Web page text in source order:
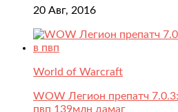
20 Авг, 2016
World of Warcraft
WOW Легион препатч
пвп 139млн дамаг